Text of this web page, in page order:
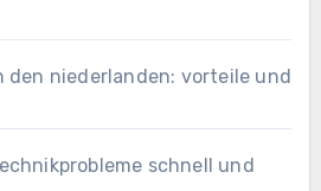
den niederlanden: vorteile und
schnell und